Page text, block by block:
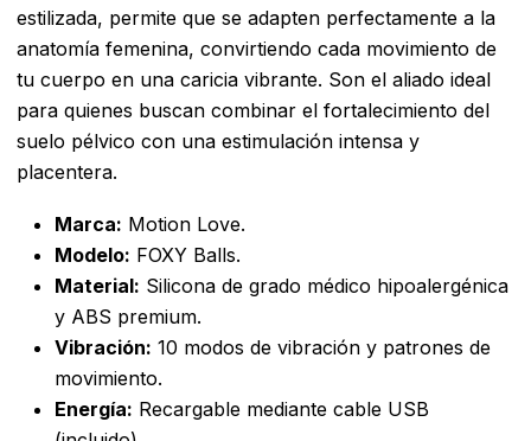
estilizada, permite que se adapten perfectamente a la
anatomía femenina, convirtiendo cada movimiento de
tu cuerpo en una caricia vibrante. Son el aliado ideal
para quienes buscan combinar el fortalecimiento del
suelo pélvico con una estimulación intensa y
placentera.
Marca: Motion Love.
Modelo: FOXY Balls.
Material: Silicona de grado médico hipoalergénica
y ABS premium.
Vibración: 10 modos de vibración y patrones de
movimiento.
Energía: Recargable mediante cable USB